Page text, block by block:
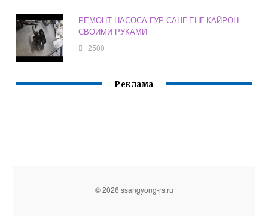
РЕМОНТ НАСОСА ГУР САНГ ЕНГ КАЙРОН
СВОИМИ РУКАМИ
2500
Реклама
© 2026 ssangyong-rs.ru